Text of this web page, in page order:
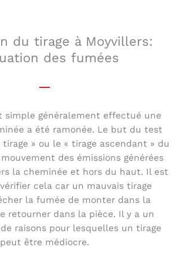
du tirage à Moyvillers:
des fumées
simple généralement effectué une
a été ramonée. Le but du test
» ou le « tirage ascendant » du
mouvement des émissions générées
la cheminée et hors du haut. Il est
cela car un mauvais tirage
la fumée de monter dans la
retourner dans la pièce. Il y a un
raisons pour lesquelles un tirage
peut être médiocre.